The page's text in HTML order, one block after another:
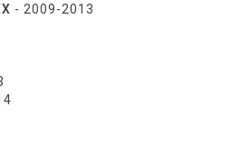
- 2009-2013